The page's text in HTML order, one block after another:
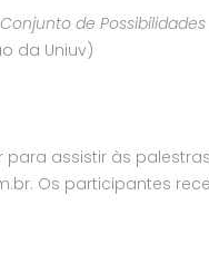
de Possibilidades
da Uniuv)
para assistir às
Os participantes